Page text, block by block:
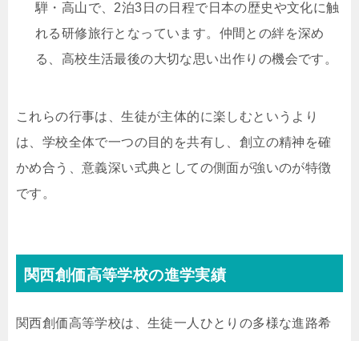
騨・高山で、2泊3日の日程で日本の歴史や文化に触
れる研修旅行となっています。仲間との絆を深め
る、高校生活最後の大切な思い出作りの機会です。
これらの行事は、生徒が主体的に楽しむというより
は、学校全体で一つの目的を共有し、創立の精神を確
かめ合う、意義深い式典としての側面が強いのが特徴
です。
関西創価高等学校の進学実績
関西創価高等学校は、生徒一人ひとりの多様な進路希